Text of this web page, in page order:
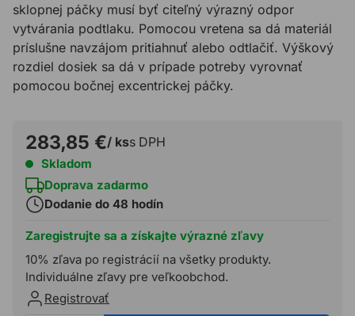
sklopnej páčky musí byť citeľný výrazný odpor
vytvárania podtlaku. Pomocou vretena sa dá materiál
príslušne navzájom pritiahnuť alebo odtlačiť. Výškový
rozdiel dosiek sa dá v prípade potreby vyrovnať
pomocou bočnej excentrickej páčky.
283,85 €/ kss DPH
Skladom
Doprava zadarmo
Dodanie do 48 hodín
Zaregistrujte sa a získajte výrazné zľavy
10% zľava po registrácií na všetky produkty.
Individuálne zľavy pre veľkoobchod.
Registrovať